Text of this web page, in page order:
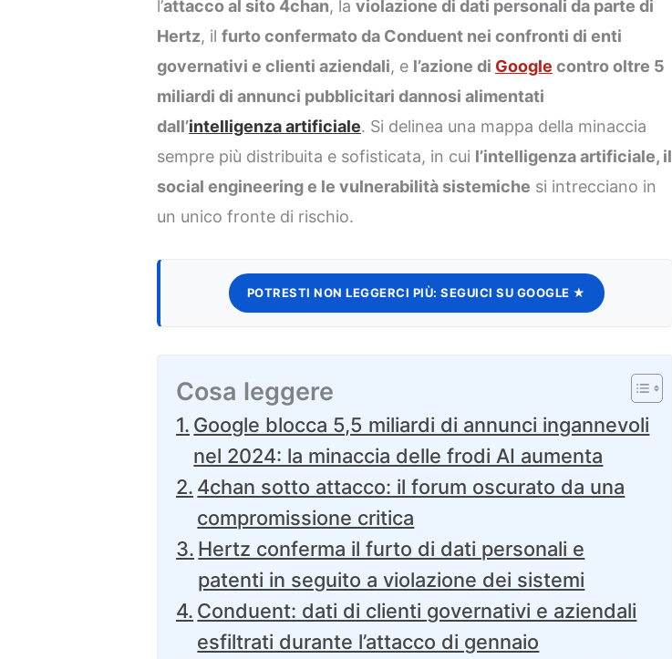
l’attacco al sito 4chan, laviolazione di dati personali da parte di
Hertz, ilfurto confermato da Conduent nei confronti di enti
governativi e clienti aziendali, e l’azione di Google contro oltre 5
miliardi di annunci pubblicitari dannosi alimentati
dall’intelligenza artificiale. Si delinea una mappa della minaccia
sempre più distribuita e sofisticata, in cui l’intelligenza artificiale, il
social engineering e le vulnerabilità sistemiche si intrecciano in
un unico fronte di rischio.
POTRESTI NON LEGGERCI PIÙ: SEGUICI SU GOOGLE ★
Cosa leggere
Google blocca 5,5 miliardi di annunci ingannevoli
nel 2024: la minaccia delle frodi AI aumenta
4chan sotto attacco: il forum oscurato da una
compromissione critica
Hertz conferma il furto di dati personali e
patenti in seguito a violazione dei sistemi
Conduent: dati di clienti governativi e aziendali
esfiltrati durante l’attacco di gennaio